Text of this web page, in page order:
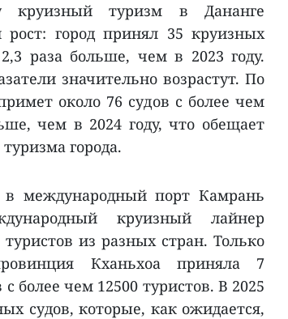
круизный туризм в Дананге
город принял 35 круизных
раза больше, чем в 2023 году.
значительно возрастут. По
около 76 судов с более чем
чем в 2024 году, что обещает
города.
международный порт Камрань
круизный лайнер
из разных стран. Только
Кханьхоа приняла 7
более чем 12500 туристов. В 2025
судов, которые, как ожидается,